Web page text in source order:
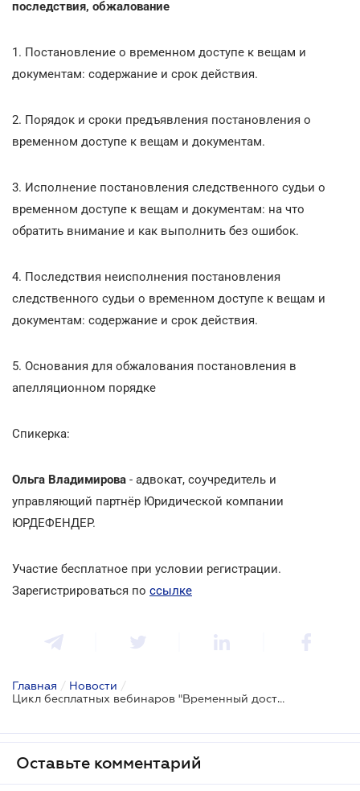
последствия, обжалование
1. Постановление о временном доступе к вещам и
документам: содержание и срок действия.
2. Порядок и сроки предъявления постановления о
временном доступе к вещам и документам.
3. Исполнение постановления следственного судьи о
временном доступе к вещам и документам: на что
обратить внимание и как выполнить без ошибок.
4. Последствия неисполнения постановления
следственного судьи о временном доступе к вещам и
документам: содержание и срок действия.
5. Основания для обжалования постановления в
апелляционном порядке
Спикерка:
Ольга Владимирова - адвокат, соучредитель и
управляющий партнёр Юридической компании
ЮРДЕФЕНДЕР.
Участие бесплатное при условии регистрации.
Зарегистрироваться по ссылке
Главная / Новости /
Цикл бесплатных вебинаров "Временный доступ к вещам и документам в уголовном производстве: риски, процедура, защита"
Оставьте комментарий